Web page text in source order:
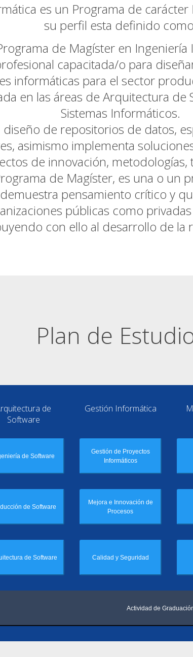
es un Programa de
su perfil esta definido
de Magíster en
capacitada/o para
informáticas para el sector
en las áreas de Arquitectura
Sistemas Informáticos.
de repositorios de datos,
asimismo implementa
de innovación, metodologías,
de Magíster, es una o un
pensamiento crítico y
públicas como
con ello al desarrollo de la
Plan de
de
Software
de Software
de Software
de Software
Gestión Informática
Gestión de Proyectos
Informáticos
Mejora e Innovación de
Procesos
Calidad y Seguridad
Actividad de